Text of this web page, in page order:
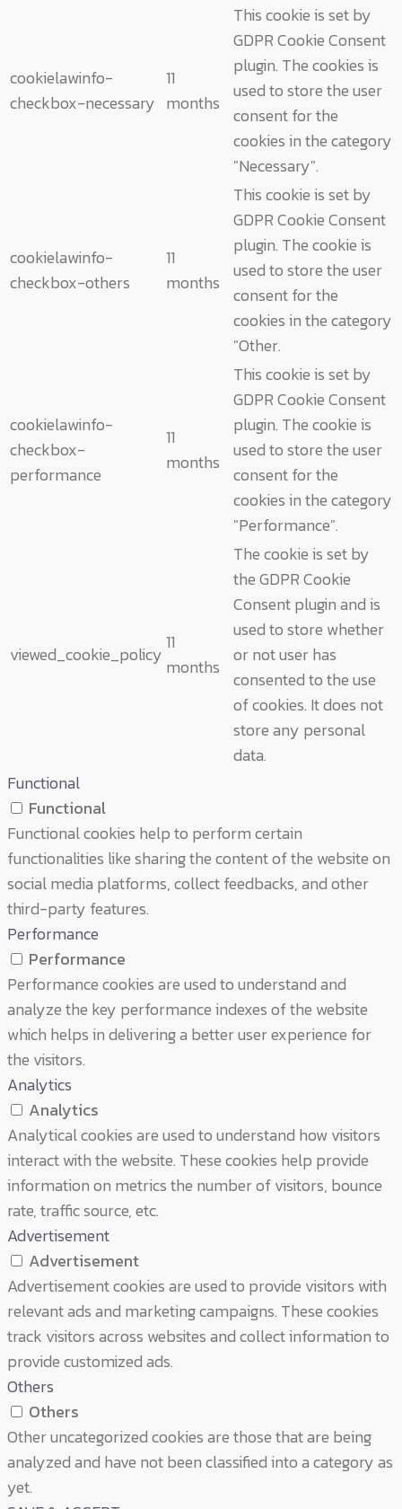
cookielawinfo-
checkbox-necessary
11
months
This cookie is set by
GDPR Cookie Consent
plugin. The cookies is
used to store the user
consent for the
cookies in the category
"Necessary".
cookielawinfo-
checkbox-others
11
months
This cookie is set by
GDPR Cookie Consent
plugin. The cookie is
used to store the user
consent for the
cookies in the category
"Other.
cookielawinfo-
checkbox-
performance
11
months
This cookie is set by
GDPR Cookie Consent
plugin. The cookie is
used to store the user
consent for the
cookies in the category
"Performance".
viewed_cookie_policy
11
months
The cookie is set by
the GDPR Cookie
Consent plugin and is
used to store whether
or not user has
consented to the use
of cookies. It does not
store any personal
data.
Functional
Functional
Functional cookies help to perform certain
functionalities like sharing the content of the website on
social media platforms, collect feedbacks, and other
third-party features.
Performance
Performance
Performance cookies are used to understand and
analyze the key performance indexes of the website
which helps in delivering a better user experience for
the visitors.
Analytics
Analytics
Analytical cookies are used to understand how visitors
interact with the website. These cookies help provide
information on metrics the number of visitors, bounce
rate, traffic source, etc.
Advertisement
Advertisement
Advertisement cookies are used to provide visitors with
relevant ads and marketing campaigns. These cookies
track visitors across websites and collect information to
provide customized ads.
Others
Others
Other uncategorized cookies are those that are being
analyzed and have not been classified into a category as
yet.